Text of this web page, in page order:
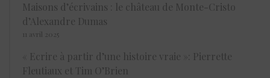
Maisons d’écrivains : le château de Monte-Cristo
d’Alexandre Dumas
11 avril 2025
« Ecrire à partir d’une histoire vraie »: Pierrette
Fleutiaux et Tim O’Brien